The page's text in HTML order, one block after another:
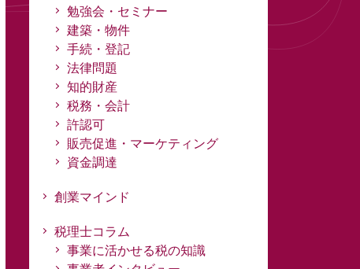
勉強会・セミナー
建築・物件
手続・登記
法律問題
知的財産
税務・会計
許認可
販売促進・マーケティング
資金調達
創業マインド
税理士コラム
事業に活かせる税の知識